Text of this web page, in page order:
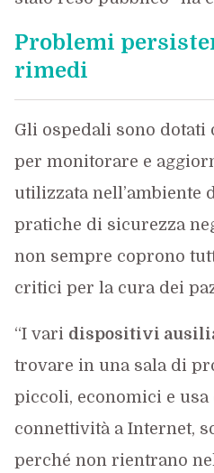
Problemi
rimedi
Gli ospedali sono dotati
per monitorare e
utilizzata nell’ambiente
pratiche di sicurezza
non sempre coprono
critici per la cura dei
“I vari dispositivi
trovare in una sala di
piccoli, economici e usa
connettività a Internet,
perché non rientrano